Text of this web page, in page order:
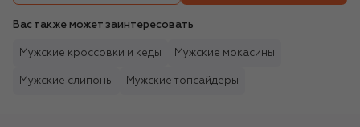
Вас также может заинтересовать
Мужские кроссовки и кеды Мужские мокасины
Мужские слипоны Мужские топсайдеры